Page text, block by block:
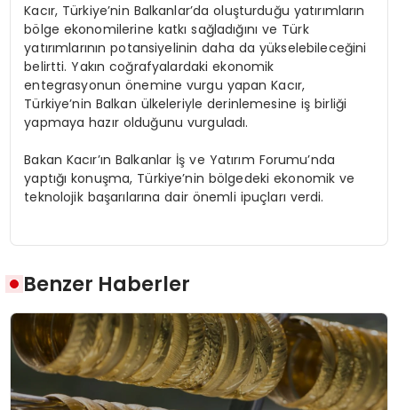
Kacır, Türkiye’nin Balkanlar’da oluşturduğu yatırımların
bölge ekonomilerine katkı sağladığını ve Türk
yatırımlarının potansiyelinin daha da yükselebileceğini
belirtti. Yakın coğrafyalardaki ekonomik
entegrasyonun önemine vurgu yapan Kacır,
Türkiye’nin Balkan ülkeleriyle derinlemesine iş birliği
yapmaya hazır olduğunu vurguladı.
Bakan Kacır’ın Balkanlar İş ve Yatırım Forumu’nda
yaptığı konuşma, Türkiye’nin bölgedeki ekonomik ve
teknolojik başarılarına dair önemli ipuçları verdi.
Benzer Haberler